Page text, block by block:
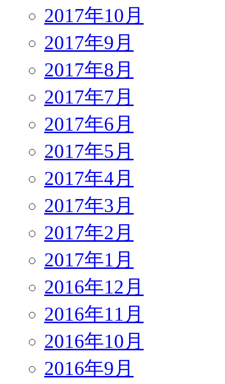
2017年10月
2017年9月
2017年8月
2017年7月
2017年6月
2017年5月
2017年4月
2017年3月
2017年2月
2017年1月
2016年12月
2016年11月
2016年10月
2016年9月